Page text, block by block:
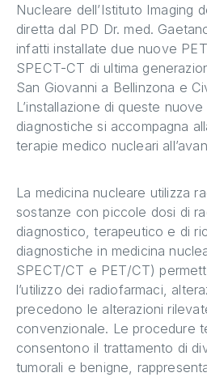
Nucleare dell’Istituto Imaging
diretta dal PD Dr. med.
infatti installate due nuove
SPECT-CT di ultima
San Giovanni a Bellinzona e
L’installazione di queste
diagnostiche si accompagna
terapie medico nucleari
La medicina nucleare utilizza
sostanze con piccole dosi di
diagnostico, terapeutico e di
diagnostiche in medicina
SPECT/CT e PET/CT)
l’utilizzo dei radiofarmaci,
precedono le alterazioni
convenzionale. Le procedure
consentono il trattamento di
tumorali e benigne,